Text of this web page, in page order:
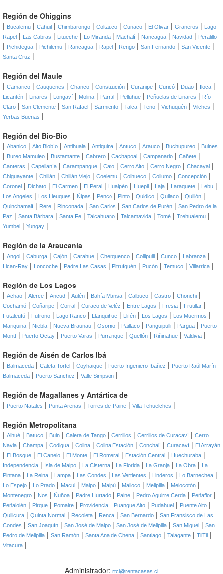
Región de Ohiggins
| Bucalemu | Cahuil | Chimbarongo | Coltauco | Cunaco | El Olivar | Graneros |
Lago
Rapel | Las Cabras | Litueche | Lo Miranda | Machalí | Nancagua | Navidad | Peralillo
| Pichidegua | Pichilemu | Rancagua | Rapel | Rengo | San Fernando | San Vicente |
Santa Cruz |
Región del Maule
| Camarico | Cauquenes | Chanco | Constitución | Curanipe | Curicó | Duao | Iloca |
Licantén | Linares | Longaví | Molina | Parral | Pelluhue | Peñuelas de Linares | Río
Claro | San Clemente | San Rafael | Sarmiento | Talca | Teno | Vichuquén | Vilches |
Yerbas Buenas |
Región del Bio-Bio
| Abanico | Alto Biobío | Antihuala | Antiquina | Antuco | Arauco | Buchupureo | Bulnes
| Bureo Mamuleo | Bustamante | Cabrero | Cachapoal | Campanario | Cañete |
Canteras | Capellanía | Carampangue | Cato | Cerro Alto | Cerro Negro | Chacayal |
Chiguayante | Chillán | Chillán Viejo | Coelemu | Coihueco | Coliumo | Concepción |
Coronel | Dichato | El Carmen | El Peral | Hualpén | Huepil | Laja | Laraquete | Lebu |
Los Angeles | Los Lleuques | Ñipas | Penco | Pinto | Quidico | Quilaco | Quillón |
Quinchamalí | Rere | Rinconada | San Carlos | San Carlos de Purén | San Pedro de la
Paz | Santa Bárbara | Santa Fe | Talcahuano | Talcamavida | Tomé | Trehualemu |
Yumbel | Yungay |
Región de la Araucanía
| Angol | Caburga | Cajón | Carahue | Cherquenco | Collipulli | Cunco | Labranza |
Lican-Ray | Loncoche | Padre Las Casas | Pitrufquén | Pucón | Temuco | Villarrica |
Región de Los Lagos
| Achao | Alerce | Ancud | Aulén | Bahía Mansa | Calbuco | Castro | Chonchi |
Cochamó | Coñaripe | Corral | Curaco de Veléz | Entre Lagos | Fresia | Frutillar |
Futaleufú | Futrono | Lago Ranco | Llanquihue | Llifén | Los Lagos | Los Muermos |
Mariquina | Niebla | Nueva Braunau | Osorno | Paillaco | Panguipulli | Pargua | Puerto
Montt | Puerto Octay | Puerto Varas | Purranque | Quellón | Riñinahue | Valdivia |
Región de Aisén de Carlos Ibá
| Balmaceda | Caleta Tortel | Coyhaique | Puerto Ingeniero Ibañez | Puerto Raúl Marín
Balmaceda | Puerto Sanchez | Valle Simpson |
Región de Magallanes y Antártica de
| Puerto Natales | Punta Arenas | Torres del Paine | Villa Tehuelches |
Región Metropolitana
| Alhué | Batuco | Buin | Calera de Tango | Cerrillos | Cerrillos de Curacaví | Cerro
Navia | Champa | Codigua | Colina | Colina Estación | Conchalí | Curacaví | El Arrayán
| El Bosque | El Canelo | El Monte | El Romeral | Estación Central | Huechuraba |
Independencia | Isla de Maipo | La Cisterna | La Florida | La Granja | La Obra |
La
Pintana | La Reina | Lampa | Las Condes | Las Vertientes | Linderos | Lo Barnechea |
Lo Espejo | Lo Prado | Macul | Maipo | Maipú | Malloco | Melipilla | Melocotón |
Montenegro | Nos | Ñuñoa | Padre Hurtado | Paine | Pedro Aguirre Cerda | Peñaflor |
Peñalolén | Pirque | Pomaire | Providencia | Puangue Alto | Pudahuel | Puente Alto |
Quilicura | Quinta Normal | Recoleta | Renca | San Bernardo | San Fransisco de Las
Condes | San Joaquín | San José de Maipo | San José de Melipilla | San Miguel | San
Pedro de Melipilla | San Ramón | Santa Ana de Chena | Santiago | Talagante | TilTil |
Vitacura |
Administrador: rtcl@rentacasas.cl